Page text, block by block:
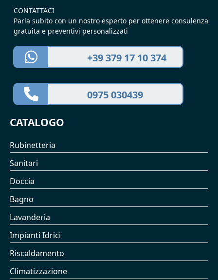
CONTATTACI
Parla subito con un nostro esperto per ottenere consulenza
gratuita e preventivi personalizzati
+39 379 17 10 374
0975 030439
CATALOGO
Rubinetteria
Sanitari
Doccia
Bagno
Lavanderia
Impianti Idrici
Riscaldamento
Climatizzazione